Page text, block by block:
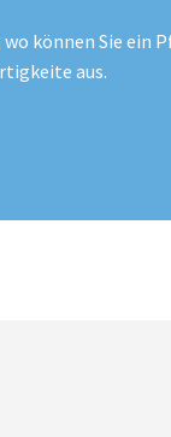
können Sie ein
aus.